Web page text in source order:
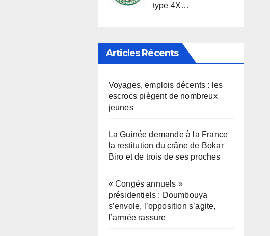
type 4X…
Articles Récents
Voyages, emplois décents : les
escrocs piègent de nombreux
jeunes
La Guinée demande à la France
la restitution du crâne de Bokar
Biro et de trois de ses proches
« Congés annuels »
présidentiels : Doumbouya
s’envole, l’opposition s’agite,
l’armée rassure